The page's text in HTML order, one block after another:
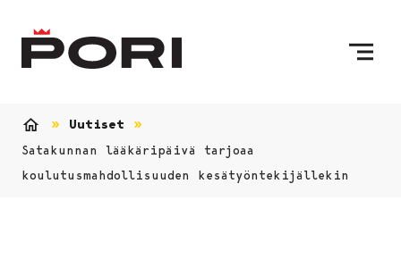
Uutiset
Satakunnan lääkäripäivä tarjoaa
koulutusmahdollisuuden kesätyöntekijällekin